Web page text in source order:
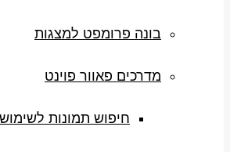
בונה פרומפט למצגות
מדרכים פאוור פוינט
חיפוש תמונות